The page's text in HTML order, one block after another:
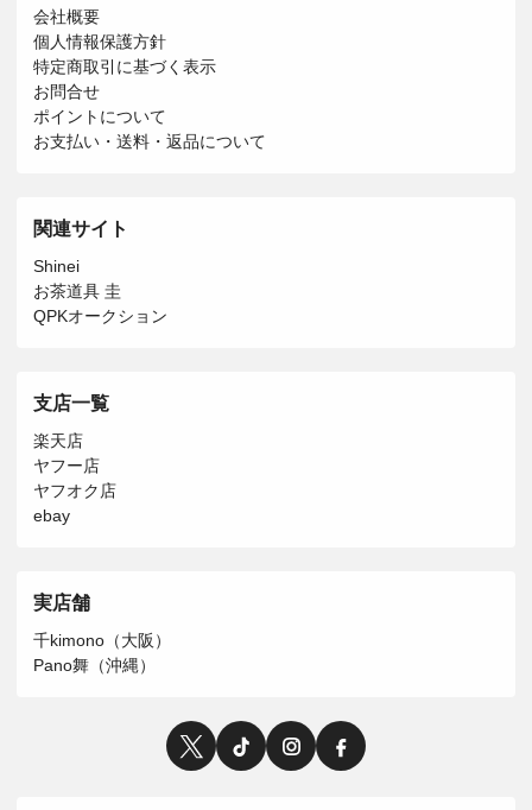
会社概要
個人情報保護方針
特定商取引に基づく表示
お問合せ
ポイントについて
お支払い・送料・返品について
関連サイト
Shinei
お茶道具 圭
QPKオークション
支店一覧
楽天店
ヤフー店
ヤフオク店
ebay
実店舗
千kimono（大阪）
Pano舞（沖縄）